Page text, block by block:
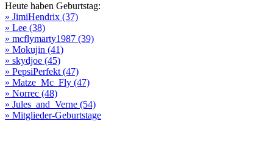
Heute haben Geburtstag:
» JimiHendrix (37)
» Lee (38)
» mcflymarty1987 (39)
» Mokujin (41)
» skydjoe (45)
» PepsiPerfekt (47)
» Matze_Mc_Fly (47)
» Norrec (48)
» Jules_and_Verne (54)
» Mitglieder-Geburtstage